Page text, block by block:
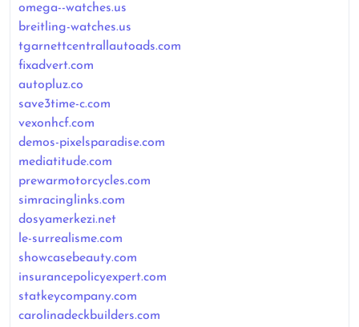
omega--watches.us
breitling-watches.us
tgarnettcentrallautoads.com
fixadvert.com
autopluz.co
save3time-c.com
vexonhcf.com
demos-pixelsparadise.com
mediatitude.com
prewarmotorcycles.com
simracinglinks.com
dosyamerkezi.net
le-surrealisme.com
showcasebeauty.com
insurancepolicyexpert.com
statkeycompany.com
carolinadeckbuilders.com